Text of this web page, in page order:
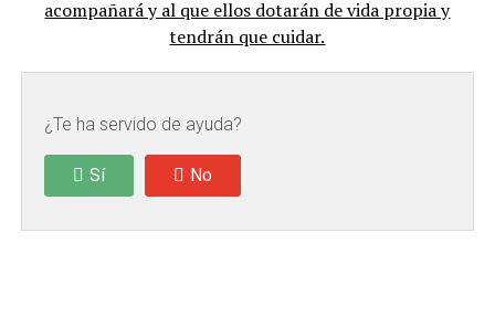
acompañará y al que ellos dotarán de vida propia y
tendrán que cuidar.
¿Te ha servido de ayuda?
Sí No